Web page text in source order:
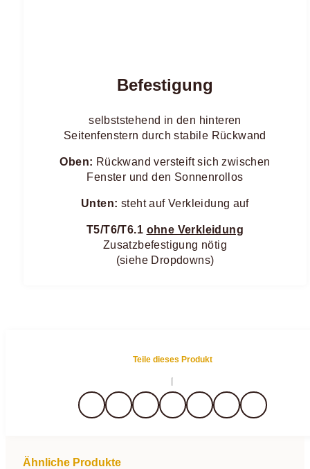
Befestigung
selbststehend in den hinteren
Seitenfenstern durch stabile Rückwand
Oben: Rückwand versteift sich zwischen
Fenster und den Sonnenrollos
Unten: steht auf Verkleidung auf
T5/T6/T6.1 ohne Verkleidung
Zusatzbefestigung nötig
(siehe Dropdowns)
Teile dieses Produkt
Ähnliche Produkte